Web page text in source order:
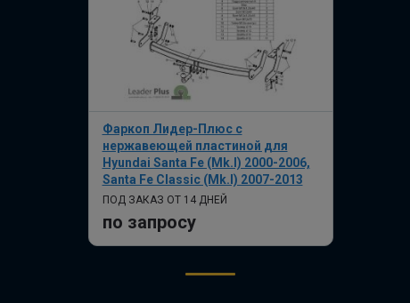
Фаркоп Лидер-Плюс с
нержавеющей пластиной для
Hyundai Santa Fe (Mk.I) 2000-2006,
Santa Fe Classic (Mk.I) 2007-2013
ПОД ЗАКАЗ ОТ 14 ДНЕЙ
по запросу